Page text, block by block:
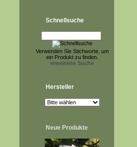
Schnellsuche
Verwenden Sie Stichworte, um
ein Produkt zu finden.
erweiterte Suche
Hersteller
Neue Produkte